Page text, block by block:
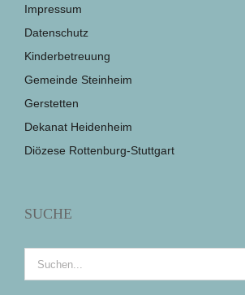
Impressum
Datenschutz
Kinderbetreuung
Gemeinde Steinheim
Gerstetten
Dekanat Heidenheim
Diözese Rottenburg-Stuttgart
SUCHE
Suche
nach: